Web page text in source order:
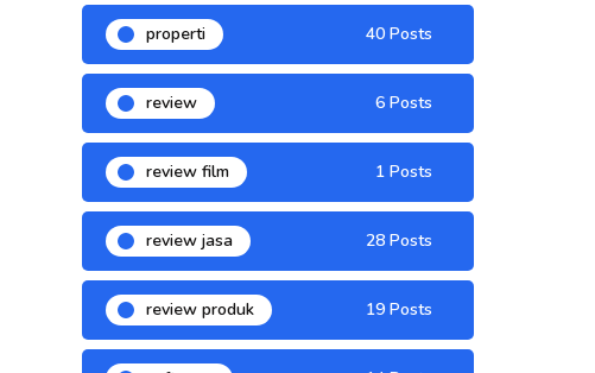
properti 40 Posts
review 6 Posts
review film 1 Posts
review jasa 28 Posts
review produk 19 Posts